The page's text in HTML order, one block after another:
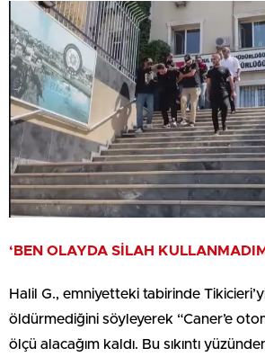
‘BEN OLAYDA SİLAH
Halil G., emniyetteki tabirinde
öldürmediğini söyleyerek “Caner’e
ölçü alacağım kaldı. Bu sıkıntı